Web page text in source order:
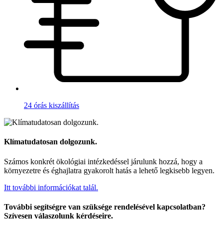
24 órás kiszállítás
Klímatudatosan dolgozunk.
Számos konkrét ökológiai intézkedéssel járulunk hozzá, hogy a
környezetre és éghajlatra gyakorolt hatás a lehető legkisebb legyen.
Itt további információkat talál.
További segítségre van szüksége rendelésével kapcsolatban?
Szívesen válaszolunk kérdéseire.